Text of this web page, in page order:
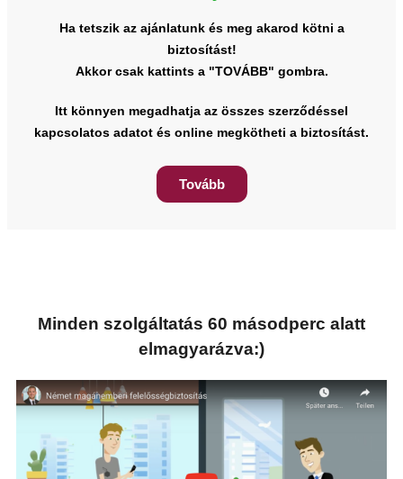
Ha tetszik az ajánlatunk és meg akarod kötni a
biztosítást!
Akkor csak kattints a "TOVÁBB" gombra.
Itt könnyen megadhatja az összes szerződéssel
kapcsolatos adatot és online megkötheti a biztosítást.
Tovább
Minden szolgáltatás 60 másodperc alatt
elmagyarázva:)